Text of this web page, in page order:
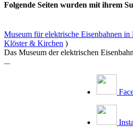
Folgende Seiten wurden mit ihrem
Museum für elektrische Eisenbahnen in
Klöster & Kirchen )
Das Museum der elektrischen
...